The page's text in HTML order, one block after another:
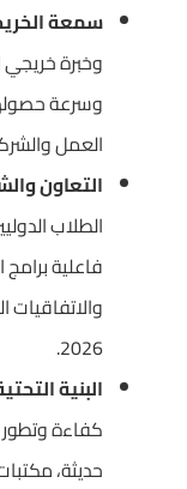
سمعة
وخبرة
وسرعة
العمل
التعاون
الطلاب
فاعلية
2026.
البنية
كفاءة
حديثة،